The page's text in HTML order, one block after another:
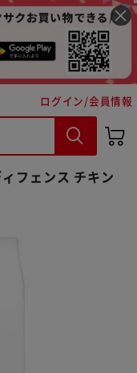
ログイン/会員情報
フェンス チキン